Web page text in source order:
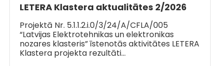
LETERA Klastera aktualitātes 2/2026
Projektā Nr. 5.1.1.2.i.0/3/24/A/CFLA/005
“Latvijas Elektrotehnikas un elektronikas
nozares klasteris” īstenotās aktivitātes LETERA
Klastera projekta rezultāti…